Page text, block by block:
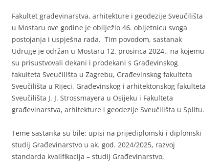
Fakultet građevinarstva, arhitekture i geodezije Sveučilišta
u Mostaru ove godine je obilježio 46. obljetnicu svoga
postojanja i uspješna rada. Tim povodom, sastanak
Udruge je održan u Mostaru 12. prosinca 2024., na kojemu
su prisustvovali dekani i prodekani s Građevinskog
fakulteta Sveučilišta u Zagrebu, Građevinskog fakulteta
Sveučilišta u Rijeci, Građevinskog i arhitektonskog fakulteta
Sveučilišta J. J. Strossmayera u Osijeku i Fakulteta
građevinarstva, arhitekture i geodezije Sveučilišta u Splitu.
Teme sastanka su bile: upisi na prijediplomski i diplomski
studij Građevinarstvo u ak. god. 2024/2025, razvoj
standarda kvalifikacija – studij Građevinarstvo,